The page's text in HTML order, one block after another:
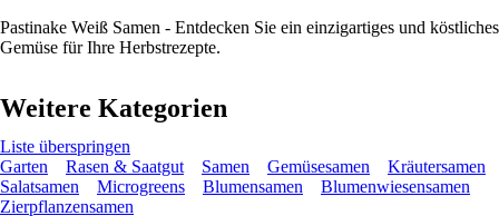
Pastinake Weiß Samen - Entdecken Sie ein einzigartiges und köstliches
Gemüse für Ihre Herbstrezepte.
Weitere Kategorien
Liste überspringen
Garten
Rasen & Saatgut Samen Gemüsesamen
Kräutersamen
Salatsamen
Microgreens Blumensamen
Blumenwiesensamen
Zierpflanzensamen